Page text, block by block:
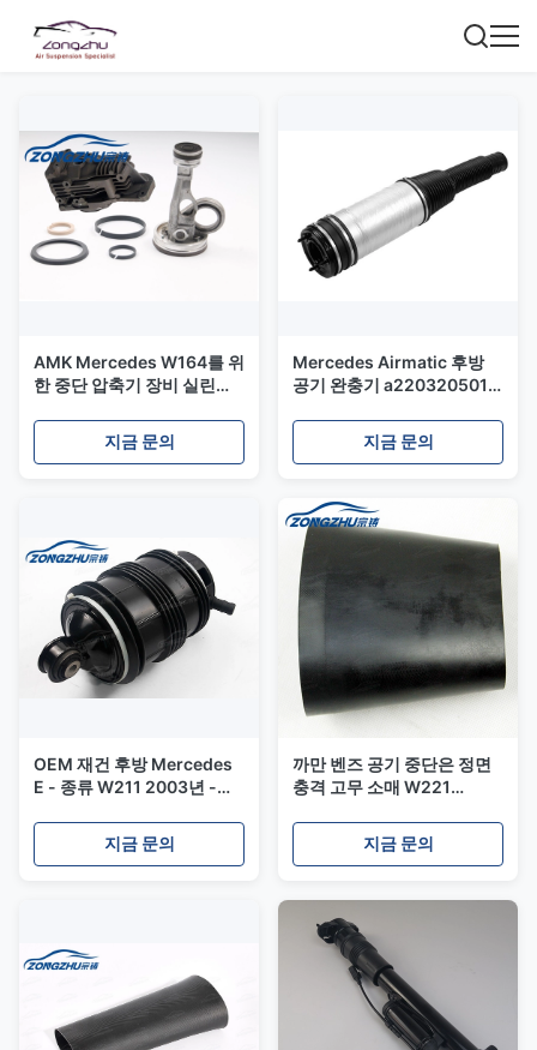
AMK Mercedes W164를 위
한 중단 압축기 장비 실린더/
A1643201204 바람쐬십시
지금 문의
Mercedes Airmatic 후방
공기 완충기 a2203205013
지금 문의
OEM 재건 후방 Mercedes
E - 종류 W211 2003년 -를
2009년
지금 문의
까만 벤즈 공기 중단은 정면
충격 고무 소매 W221
다
지금 문의